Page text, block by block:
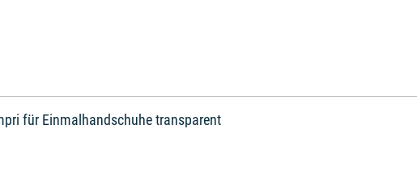
für Einmalhandschuhe transparent